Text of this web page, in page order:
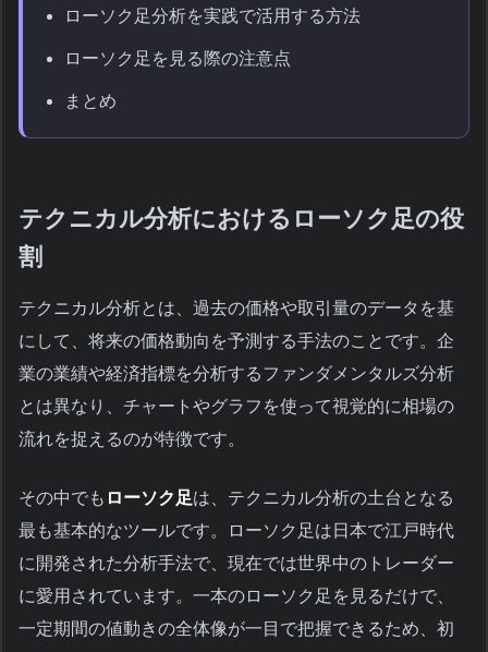
ローソク足分析を実践で活用する方法
ローソク足を見る際の注意点
まとめ
テクニカル分析におけるローソク足の役
割
テクニカル分析とは、過去の価格や取引量のデータを基
にして、将来の価格動向を予測する手法のことです。企
業の業績や経済指標を分析するファンダメンタルズ分析
とは異なり、チャートやグラフを使って視覚的に相場の
流れを捉えるのが特徴です。
その中でも ローソク足は、テクニカル分析の土台となる
最も基本的なツールです。ローソク足は日本で江戸時代
に開発された分析手法で、現在では世界中のトレーダー
に愛用されています。一本のローソク足を見るだけで、
一定期間の値動きの全体像が一目で把握できるため、初